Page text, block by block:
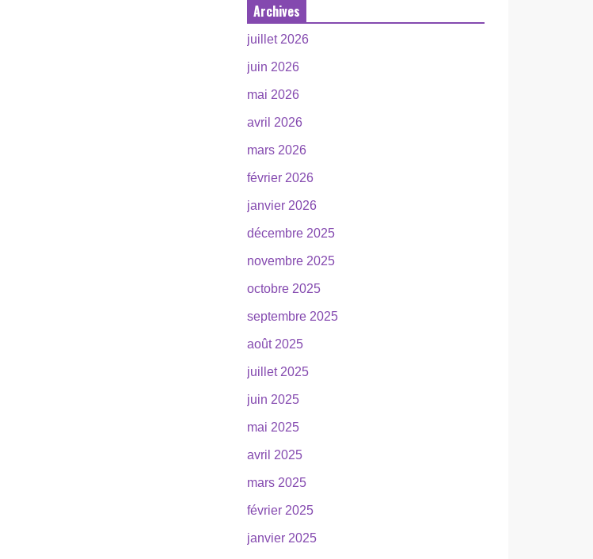
Archives
juillet 2026
juin 2026
mai 2026
avril 2026
mars 2026
février 2026
janvier 2026
décembre 2025
novembre 2025
octobre 2025
septembre 2025
août 2025
juillet 2025
juin 2025
mai 2025
avril 2025
mars 2025
février 2025
janvier 2025